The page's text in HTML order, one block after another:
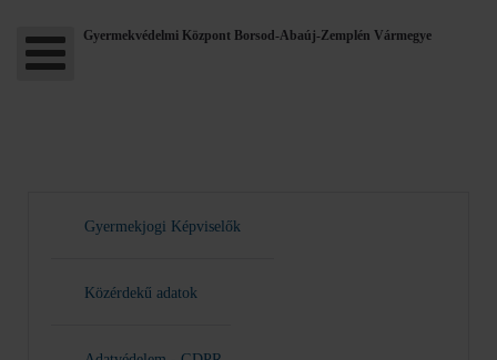
Gyermekvédelmi Központ Borsod-Abaúj-Zemplén Vármegye
Gyermekjogi Képviselők
Közérdekű adatok